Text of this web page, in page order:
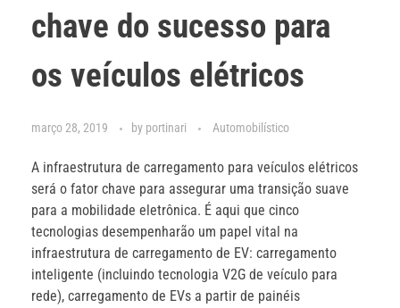
chave do sucesso para
os veículos elétricos
março 28, 2019 by portinari Automobilístico
A infraestrutura de carregamento para veículos elétricos
será o fator chave para assegurar uma transição suave
para a mobilidade eletrônica. É aqui que cinco
tecnologias desempenharão um papel vital na
infraestrutura de carregamento de EV: carregamento
inteligente (incluindo tecnologia V2G de veículo para
rede), carregamento de EVs a partir de painéis